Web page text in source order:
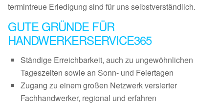
termintreue Erledigung sind für uns selbstverständlich.
GUTE GRÜNDE FÜR
HANDWERKERSERVICE365
Ständige Erreichbarkeit, auch zu ungewöhnlichen
Tageszeiten sowie an Sonn- und Feiertagen
Zugang zu einem großen Netzwerk versierter
Fachhandwerker, regional und erfahren